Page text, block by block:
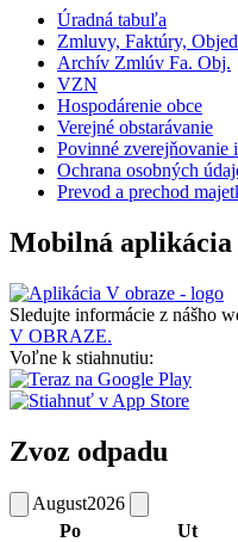
Úradná tabuľa
Zmluvy, Faktúry,
Archív Zmlúv Fa. Obj.
VZN
Hospodárenie obce
Verejné obstarávanie
Povinné zverejňovanie
Ochrana osobných
Prevod a prechod
Mobilná aplikácia
Sledujte informácie z nášho
V OBRAZE.
Voľne k stiahnutiu:
Zvoz odpadu
August2026
Po
Ut